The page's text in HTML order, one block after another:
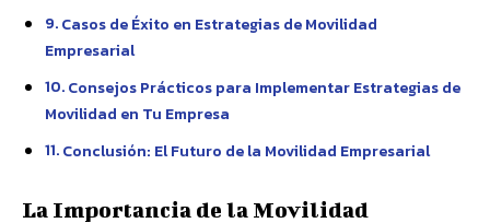
Casos de Éxito en Estrategias de Movilidad
Empresarial
Consejos Prácticos para Implementar Estrategias de
Movilidad en Tu Empresa
Conclusión: El Futuro de la Movilidad Empresarial
La Importancia de la Movilidad